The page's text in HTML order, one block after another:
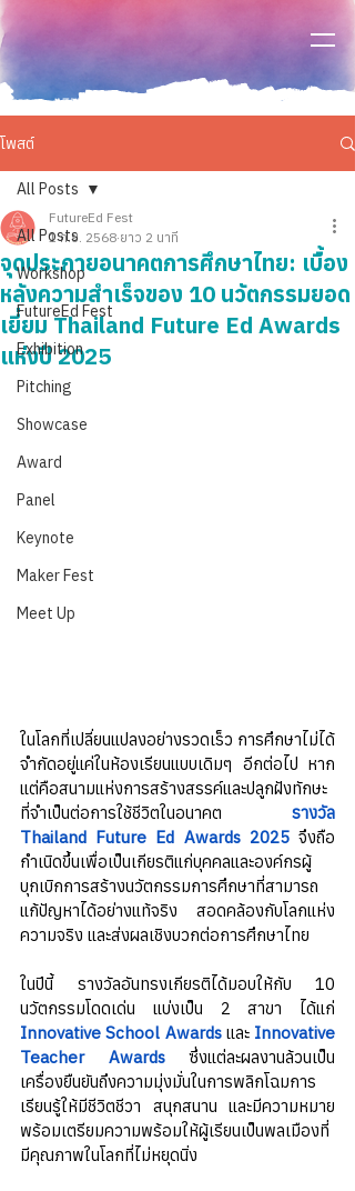
โพสต์
All Posts
Workshop
FutureEd Fest
Exhibition
Pitching
Showcase
Award
Panel
Keynote
Maker Fest
Meet Up
All Posts
จุดประกายอนาคตการศึกษาไทย: เบื้อง
หลังความสำเร็จของ 10 นวัตกรรมยอด
เยี่ยม Thailand Future Ed Awards
แห่งปี 2025
FutureEd Fest
1 ก.ย. 2568 ยาว 2 นาที
ในโลกที่เปลี่ยนแปลงอย่างรวดเร็ว การศึกษาไม่ได้
จำกัดอยู่แค่ในห้องเรียนแบบเดิมๆ อีกต่อไป หาก
แต่คือสนามแห่งการสร้างสรรค์และปลูกฝังทักษะ
ที่จำเป็นต่อการใช้ชีวิตในอนาคต รางวัล
Thailand Future Ed Awards 2025 จึงถือ
กำเนิดขึ้นเพื่อเป็นเกียรติแก่บุคคลและองค์กรผู้
บุกเบิกการสร้างนวัตกรรมการศึกษาที่สามารถ
แก้ปัญหาได้อย่างแท้จริง สอดคล้องกับโลกแห่ง
ความจริง และส่งผลเชิงบวกต่อการศึกษาไทย
ในปีนี้ รางวัลอันทรงเกียรติได้มอบให้กับ 10
Innovative School Awards และ Innovative
Teacher Awards ซึ่งแต่ละผลงานล้วนเป็น
เครื่องยืนยันถึงความมุ่งมั่นในการพลิกโฉมการ
เรียนรู้ให้มีชีวิตชีวา สนุกสนาน และมีความหมาย
พร้อมเตรียมความพร้อมให้ผู้เรียนเป็นพลเมืองที่
มีคุณภาพในโลกที่ไม่หยุดนิ่ง